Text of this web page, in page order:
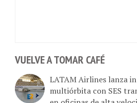
VUELVE A TOMAR CAFÉ
LATAM Airlines lanza
multiórbita con SES
en oficinas de alta